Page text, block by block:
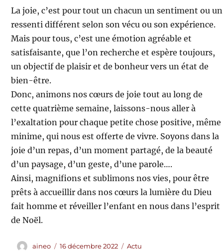
La joie, c’est pour tout un chacun un sentiment ou un
ressenti différent selon son vécu ou son expérience.
Mais pour tous, c’est une émotion agréable et
satisfaisante, que l’on recherche et espère toujours,
un objectif de plaisir et de bonheur vers un état de
bien-être.
Donc, animons nos cœurs de joie tout au long de
cette quatrième semaine, laissons-nous aller à
l’exaltation pour chaque petite chose positive, même
minime, qui nous est offerte de vivre. Soyons dans la
joie d’un repas, d’un moment partagé, de la beauté
d’un paysage, d’un geste, d’une parole….
Ainsi, magnifions et sublimons nos vies, pour être
prêts à accueillir dans nos cœurs la lumière du Dieu
fait homme et réveiller l’enfant en nous dans l’esprit
de Noël.
Auteur
aineo
Publié
16 décembre 2022 Catégories
Actu